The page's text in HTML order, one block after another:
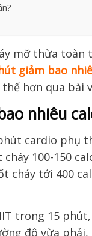
mỡ thừa toàn
giảm bao
hơn qua bài
nhiêu
cardio phụ
100-150
cháy tới 400
trong 15
độ vừa